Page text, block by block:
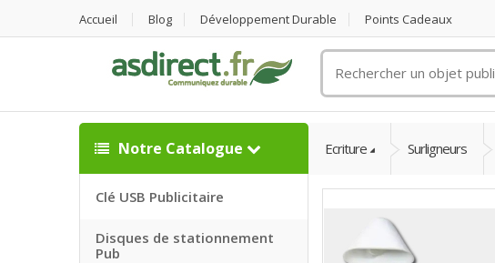
Accueil Blog Développement Durable Points Cadeaux
un
objet
publicitaire
Notre Catalogue
Clé USB Publicitaire
Disques de stationnement
Pub
Ecriture Surligneurs